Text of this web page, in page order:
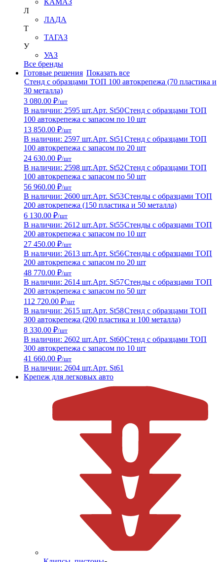
Л
ЛАДА
Т
ТАГАЗ
У
УАЗ
Все бренды
Готовые решения Показать все
Стенд с образцами ТОП 100 автокрепежа (70 пластика и
30 металла)
3 080.00 ₽/шт
В наличии: 2595 шт.Арт. St50Стенд с образцами ТОП
100 автокрепежа с запасом по 10 шт
13 850.00 ₽/шт
В наличии: 2597 шт.Арт. St51 Стенд с образцами ТОП
100 автокрепежа с запасом по 20 шт
24 630.00 ₽/шт
В наличии: 2598 шт.Арт. St52Стенд с образцами ТОП
100 автокрепежа с запасом по 50 шт
56 960.00 ₽/шт
В наличии: 2600 шт.Арт. St53Стенды с образцами ТОП
200 автокрепежа (150 пластика и 50 металла)
6 130.00 ₽/шт
В наличии: 2612 шт.Арт. St55Стенды с образцами ТОП
200 автокрепежа с запасом по 10 шт
27 450.00 ₽/шт
В наличии: 2613 шт.Арт. St56Стенды с образцами ТОП
200 автокрепежа с запасом по 20 шт
48 770.00 ₽/шт
В наличии: 2614 шт.Арт. St57Стенды с образцами ТОП
200 автокрепежа с запасом по 50 шт
112 720.00 ₽/шт
В наличии: 2615 шт.Арт. St58Стенд с образцами ТОП
300 автокрепежа (200 пластика и 100 металла)
8 330.00 ₽/шт
В наличии: 2602 шт.Арт. St60Стенд с образцами ТОП
300 автокрепежа с запасом по 10 шт
41 660.00 ₽/шт
В наличии: 2604 шт.Арт. St61
Крепеж для легковых авто